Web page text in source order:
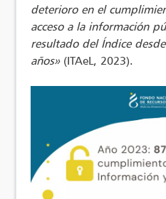
deterioro en el
acceso a la información
resultado del Índice
años» (ITAeL, 2023).